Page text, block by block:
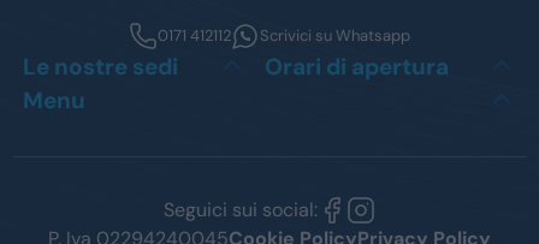
0171 412112 Scrivici su Whatsapp
Le nostre sedi
Orari di apertura
Menu
Seguici sui social:
P. Iva 02294240045Cookie PolicyPrivacy Policy